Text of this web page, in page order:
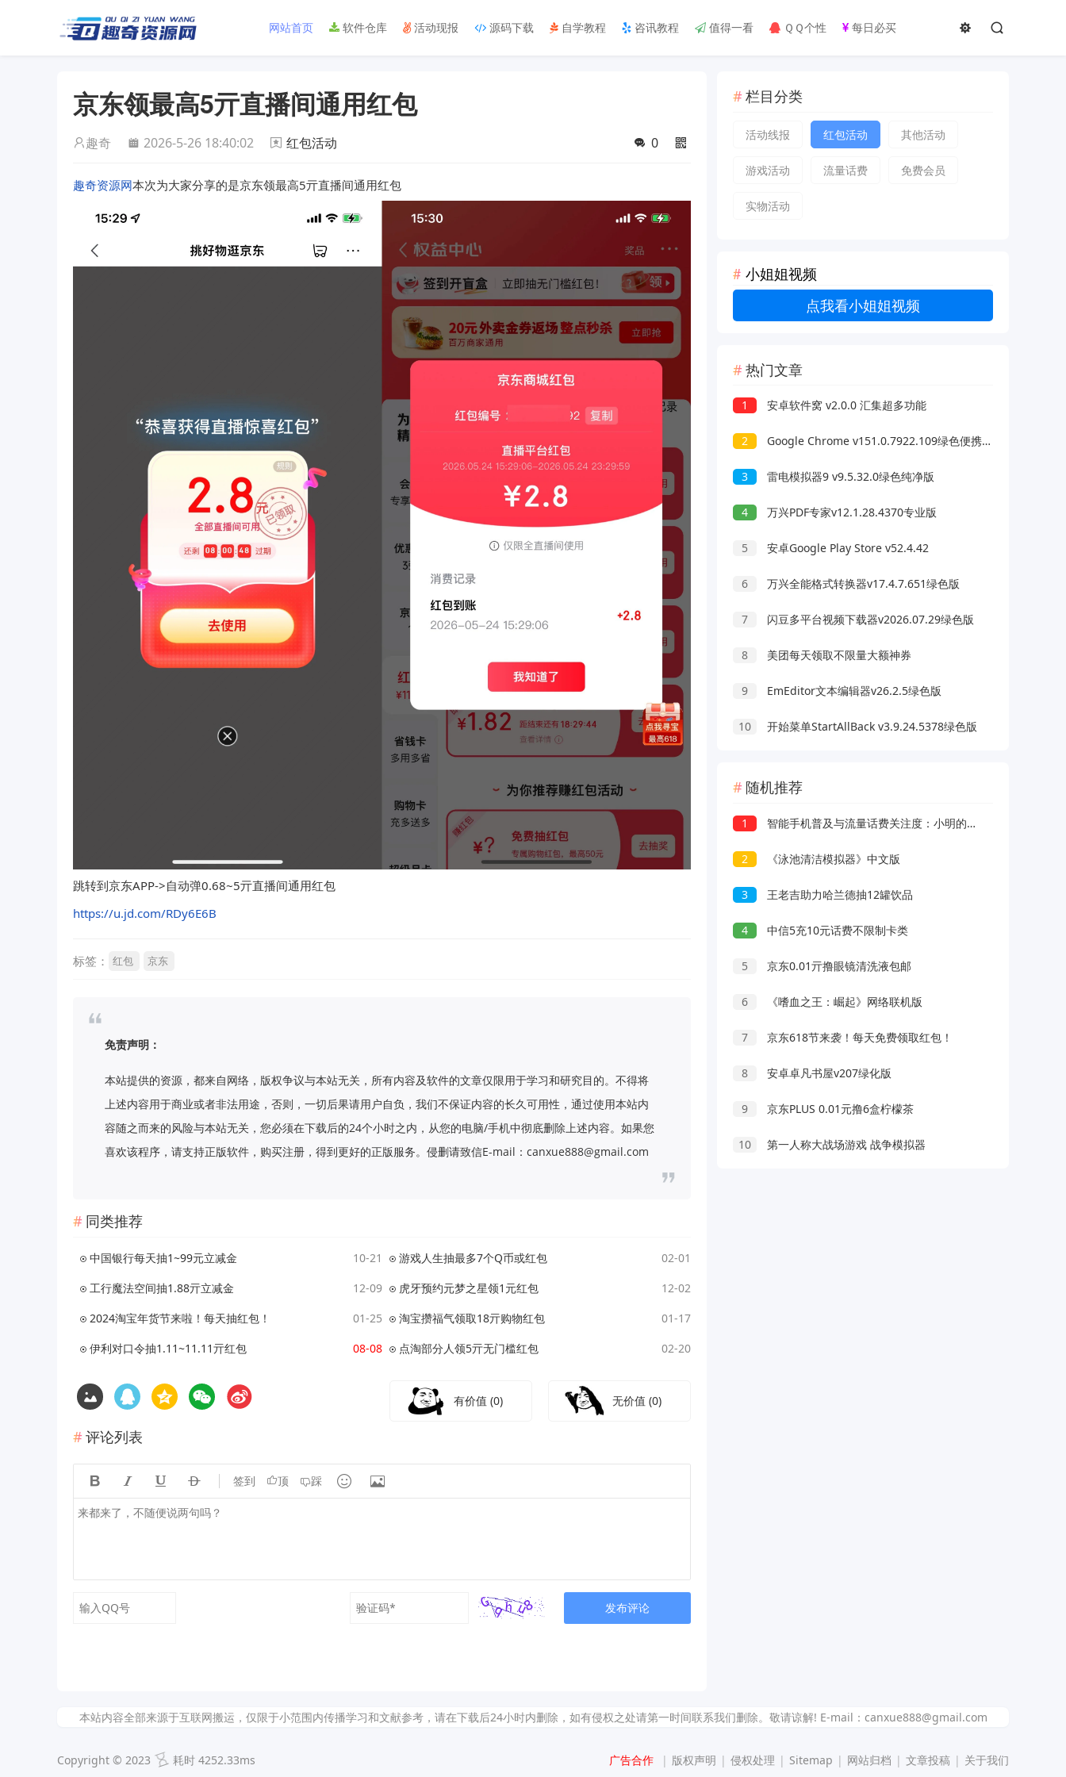
网站首页 软件仓库 活动现报 源码下载 自学教程 咨讯教程 值得一看 ＱＱ个性 每日必买
京东领最高5亓直播间通用红包
趣奇 2026-5-26 18:40:02 红包活动 0
趣奇资源网本次为大家分享的是京东领最高5亓直播间通用红包
跳转到京东APP->自动弹0.68~5亓直播间通用红包
https://u.jd.com/RDy6E6B
标签： 红包 京东
免责声明：
本站提供的资源，都来自网络，版权争议与本站无关，所有内容及软件的文章仅限用于学习和研究目的。不得将
上述内容用于商业或者非法用途，否则，一切后果请用户自负，我们不保证内容的长久可用性，通过使用本站内
容随之而来的风险与本站无关，您必须在下载后的24个小时之内，从您的电脑/手机中彻底删除上述内容。如果您
喜欢该程序，请支持正版软件，购买注册，得到更好的正版服务。侵删请致信E-mail：canxue888@gmail.com
同类推荐
中国银行每天抽1~99元立减金 10-21 游戏人生抽最多7个Q币或红包
02-01
工行魔法空间抽1.88亓立减金
12-09 虎牙预约元梦之星领1元红包
12-02
2024淘宝年货节来啦！每天抽红包！
01-25 淘宝攒福气领取18亓购物红包
01-17
伊利对口令抽1.11~11.11亓红包
08-08 点淘部分人领5亓无门槛红包 02-20
有价值(0) 无价值(0)
评论列表
    签到 顶 踩  
发布评论
栏目分类
活动线报 红包活动 其他活动
游戏活动 流量话费 免费会员
实物活动
小姐姐视频
点我看小姐姐视频
热门文章
1 安卓软件窝 v2.0.0 汇集超多功能
2 Google Chrome v151.0.7922.109绿色便携版
3 雷电模拟器9 v9.5.32.0绿色纯净版
4 万兴PDF专家v12.1.28.4370专业版
5 安卓Google Play Store v52.4.42
6 万兴全能格式转换器v17.4.7.651绿色版
7 闪豆多平台视频下载器v2026.07.29绿色版
8 美团每天领取不限量大额神券
9 EmEditor文本编辑器v26.2.5绿色版
10 开始菜单StartAllBack v3.9.24.5378绿色版
随机推荐
1 智能手机普及与流量话费关注度：小明的故事与启示
2 《泳池清洁模拟器》中文版
3 王老吉助力哈兰德抽12罐饮品
4 中信5充10元话费不限制卡类
5 京东0.01亓撸眼镜清洗液包邮
6 《嗜血之王：崛起》网络联机版
7 京东618节来袭！每天免费领取红包！
8 安卓卓凡书屋v207绿化版
9 京东PLUS 0.01元撸6盒柠檬茶
10 第一人称大战场游戏 战争模拟器
本站内容全部来源于互联网搬运，仅限于小范围内传播学习和文献参考，请在下载后24小时内删除，如有侵权之处请第一时间联系我们删除。敬请谅解! E-mail：canxue888@gmail.com
Copyright © 2023 耗时 4252.33ms 广告合作 | 版权声明 | 侵权处理 | Sitemap | 网站归档 | 文章投稿 | 关于我们